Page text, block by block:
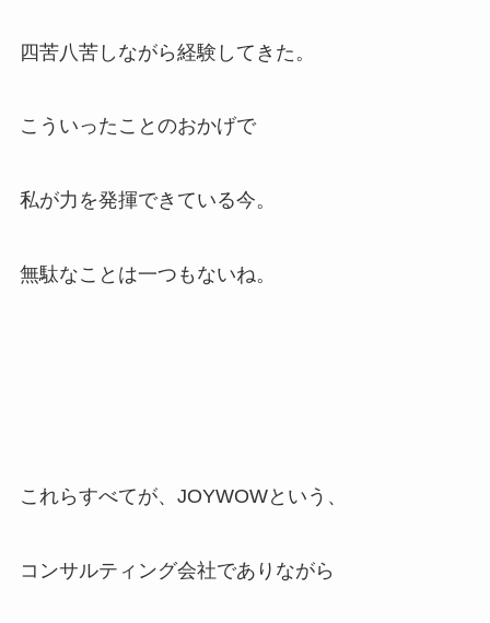
四苦八苦しながら経験してきた。
こういったことのおかげで
私が力を発揮できている今。
無駄なことは一つもないね。
これらすべてが、JOYWOWという、
コンサルティング会社でありながら